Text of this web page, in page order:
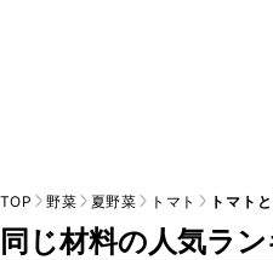
TOP 野菜 夏野菜 トマト トマト
同じ材料の人気ラ